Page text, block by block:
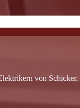
von Schicker.